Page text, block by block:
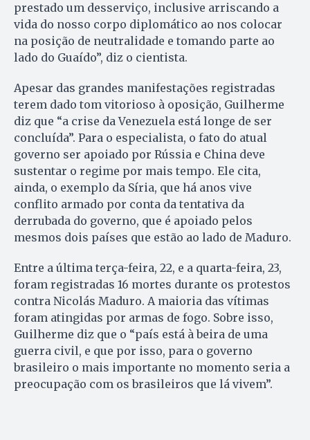
prestado um desserviço, inclusive arriscando a
vida do nosso corpo diplomático ao nos colocar
na posição de neutralidade e tomando parte ao
lado do Guaído”, diz o cientista.
Apesar das grandes manifestações registradas
terem dado tom vitorioso à oposição, Guilherme
diz que “a crise da Venezuela está longe de ser
concluída”. Para o especialista, o fato do atual
governo ser apoiado por Rússia e China deve
sustentar o regime por mais tempo. Ele cita,
ainda, o exemplo da Síria, que há anos vive
conflito armado por conta da tentativa da
derrubada do governo, que é apoiado pelos
mesmos dois países que estão ao lado de Maduro.
Entre a última terça-feira, 22, e a quarta-feira, 23,
foram registradas 16 mortes durante os protestos
contra Nicolás Maduro. A maioria das vítimas
foram atingidas por armas de fogo. Sobre isso,
Guilherme diz que o “país está à beira de uma
guerra civil, e que por isso, para o governo
brasileiro o mais importante no momento seria a
preocupação com os brasileiros que lá vivem”.